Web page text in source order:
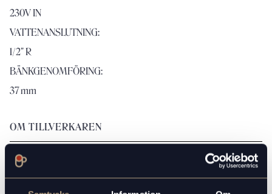
230V IN
VATTENANSLUTNING:
1/2" R
BÄNKGENOMFÖRING:
37 mm
OM TILLVERKAREN